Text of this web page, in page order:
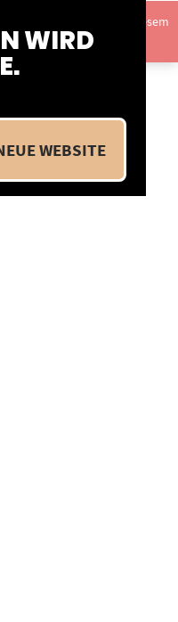
WIRD
WEBSITE
im Betriebsurlaub. In diesem
statt.Ausblenden